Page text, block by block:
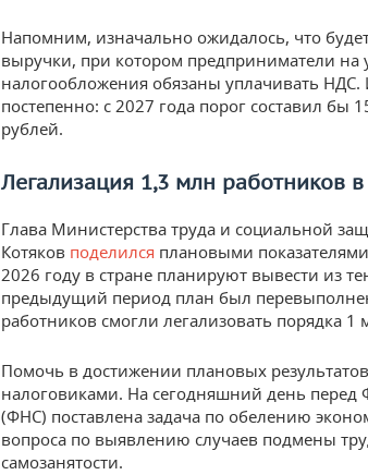
Напомним, изначально ожидалось, что
выручки, при котором предприниматели на
налогообложения обязаны уплачивать
постепенно: с 2027 года порог составил
рублей.
Легализация 1,3 млн работников в
Глава Министерства труда и социальной
Котяков поделился плановыми
2026 году в стране планируют вывести из
предыдущий период план был
работников смогли легализовать порядка 1
Помочь в достижении плановых
налоговиками. На сегодняшний день перед
(ФНС) поставлена задача по обелению
вопроса по выявлению случаев подмены
самозанятости.